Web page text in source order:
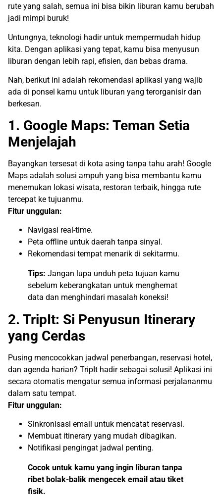
rute yang salah, semua ini bisa bikin liburan kamu berubah
jadi mimpi buruk!
Untungnya, teknologi hadir untuk mempermudah hidup
kita. Dengan aplikasi yang tepat, kamu bisa menyusun
liburan dengan lebih rapi, efisien, dan bebas drama.
Nah, berikut ini adalah rekomendasi aplikasi yang wajib
ada di ponsel kamu untuk liburan yang terorganisir dan
berkesan.
1. Google Maps: Teman Setia
Menjelajah
Bayangkan tersesat di kota asing tanpa tahu arah! Google
Maps adalah solusi ampuh yang bisa membantu kamu
menemukan lokasi wisata, restoran terbaik, hingga rute
tercepat ke tujuanmu.
Fitur unggulan:
Navigasi real-time.
Peta offline untuk daerah tanpa sinyal.
Rekomendasi tempat menarik di sekitarmu.
Tips: Jangan lupa unduh peta tujuan kamu
sebelum keberangkatan untuk menghemat
data dan menghindari masalah koneksi!
2. TripIt: Si Penyusun Itinerary
yang Cerdas
Pusing mencocokkan jadwal penerbangan, reservasi hotel,
dan agenda harian? TripIt hadir sebagai solusi! Aplikasi ini
secara otomatis mengatur semua informasi perjalananmu
dalam satu tempat.
Fitur unggulan:
Sinkronisasi email untuk mencatat reservasi.
Membuat itinerary yang mudah dibagikan.
Notifikasi pengingat jadwal penting.
Cocok untuk kamu yang ingin liburan tanpa
ribet bolak-balik mengecek email atau tiket
fisik.